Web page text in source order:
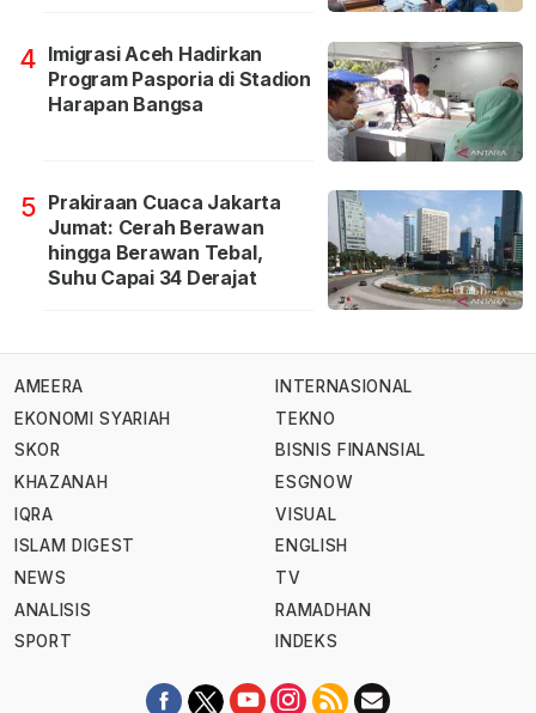
4 Imigrasi Aceh Hadirkan
Program Pasporia di Stadion
Harapan Bangsa
5 Prakiraan Cuaca Jakarta
Jumat: Cerah Berawan
hingga Berawan Tebal,
Suhu Capai 34 Derajat
AMEERA
EKONOMI SYARIAH
SKOR
KHAZANAH
IQRA
ISLAM DIGEST
NEWS
ANALISIS
SPORT
INTERNASIONAL
TEKNO
BISNIS FINANSIAL
ESGNOW
VISUAL
ENGLISH
TV
RAMADHAN
INDEKS